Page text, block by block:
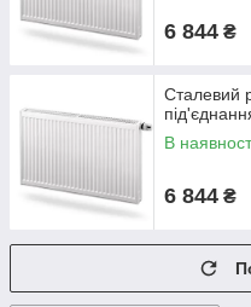
6 844 ₴
Сталевий
В
6 844 ₴